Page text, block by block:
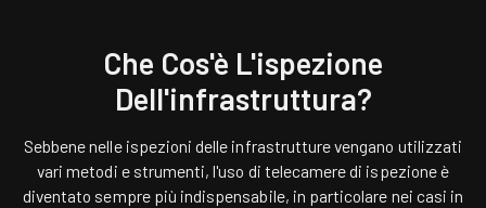
Che Cos'è L'ispezione
Dell'infrastruttura?
Sebbene nelle ispezioni delle infrastrutture vengano utilizzati
vari metodi e strumenti, l'uso di telecamere di ispezione è
diventato sempre più indispensabile, in particolare nei casi in